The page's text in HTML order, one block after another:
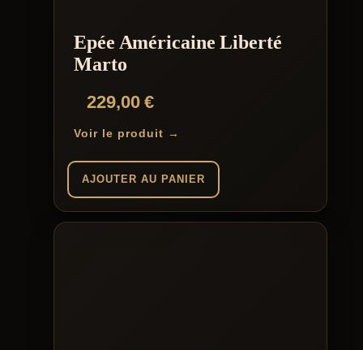
Epée Américaine Liberté
Marto
229,00€
Voir le produit →
AJOUTER AU PANIER